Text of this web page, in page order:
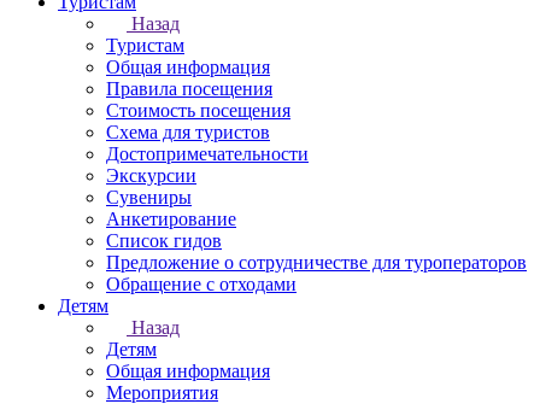
Назад
Туристам
Общая информация
Правила посещения
Стоимость посещения
Схема для туристов
Достопримечательности
Экскурсии
Сувениры
Анкетирование
Список гидов
Предложение о сотрудничестве для туроператоров
Обращение с отходами
Детям
Назад
Детям
Общая информация
Мероприятия